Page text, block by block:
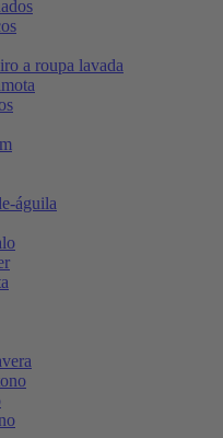
a roupa lavada
águila